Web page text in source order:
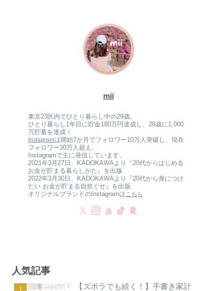
mii
東京23区内でひとり暮らし中の29歳。
ひとり暮らし1年目に貯金180万円達成し、28歳に1,000
万貯蓄を達成！
Instagramは開始7か月でフォロワー10万人突破し、現在
フォロワー30万人超え。
Instagramで主に発信しています。
2021年3月27日、KADOKAWAより『20代からはじめる
お金が貯まる暮らしかた』を出版
2022年3月30日、KADOKAWAより『20代から身につけ
たい お金が貯まる自炊ぐせ』を出版
オリジナルブランドのInstagramは こちら
人気記事
【ズボラでも続く！】手書き家計